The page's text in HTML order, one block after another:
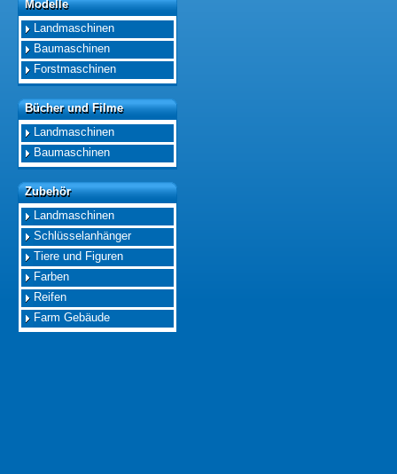
Modelle
Modelle
Landmaschinen
Baumaschinen
Forstmaschinen
Bücher und Filme
Bücher und Filme
Landmaschinen
Baumaschinen
Zubehör
Zubehör
Landmaschinen
Schlüsselanhänger
Tiere und Figuren
Farben
Reifen
Farm Gebäude